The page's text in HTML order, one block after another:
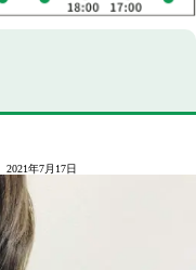
2021年7月17日